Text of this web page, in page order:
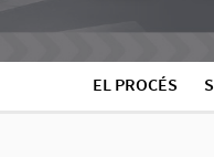
EL PROCÉS